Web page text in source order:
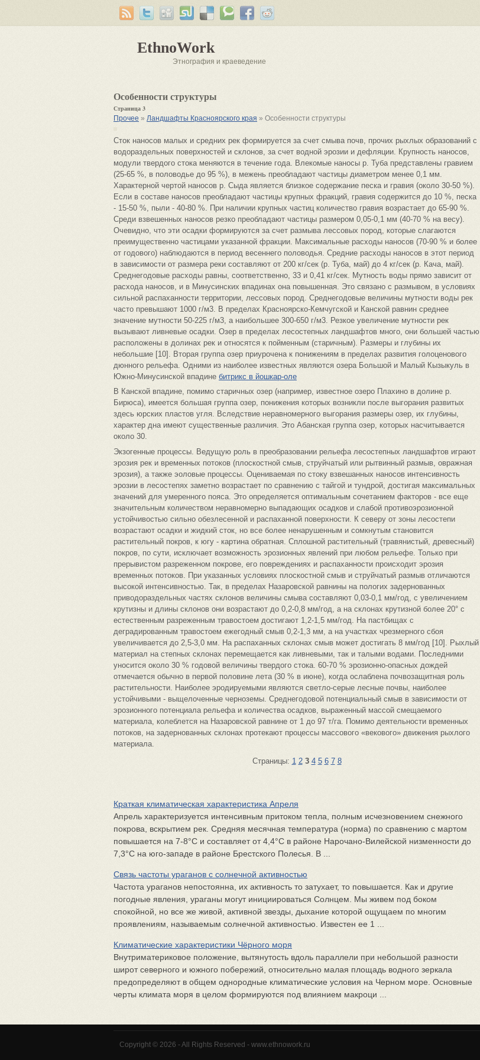
EthnoWork
Этнография и краеведение
Особенности структуры
Страница 3
Прочее » Ландшафты Красноярского края » Особенности структуры
Сток наносов малых и средних рек формируется за счет смыва почв, прочих рыхлых образований с
водораздельных поверхностей и склонов, за счет водной эрозии и дефляции. Крупность наносов,
модули твердого стока меняются в течение года. Влекомые наносы р. Туба представлены гравием
(25-65 %, в половодье до 95 %), в межень преобладают частицы диаметром менее 0,1 мм.
Характерной чертой наносов р. Сыда является близкое содержание песка и гравия (около 30-50 %).
Если в составе наносов преобладают частицы крупных фракций, гравия содержится до 10 %, песка
- 15-50 %, пыли - 40-80 %. При наличии крупных частиц количество гравия возрастает до 65-90 %.
Среди взвешенных наносов резко преобладают частицы размером 0,05-0,1 мм (40-70 % на весу).
Очевидно, что эти осадки формируются за счет размыва лессовых пород, которые слагаются
преимущественно частицами указанной фракции. Максимальные расходы наносов (70-90 % и более
от годового) наблюдаются в период весеннего половодья. Средние расходы наносов в этот период
в зависимости от размера реки составляют от 200 кг/сек (р. Туба, май) до 4 кг/сек (р. Кача, май).
Среднегодовые расходы равны, соответственно, 33 и 0,41 кг/сек. Мутность воды прямо зависит от
расхода наносов, и в Минусинских впадинах она повышенная. Это связано с размывом, в условиях
сильной распаханности территории, лессовых пород. Среднегодовые величины мутности воды рек
часто превышают 1000 г/м3. В пределах Красноярско-Кемчугской и Канской равнин среднее
значение мутности 50-225 г/м3, а наибольшее 300-650 г/м3. Резкое увеличение мутности рек
вызывают ливневые осадки. Озер в пределах лесостепных ландшафтов много, они большей частью
расположены в долинах рек и относятся к пойменным (старичным). Размеры и глубины их
небольшие [10]. Вторая группа озер приурочена к понижениям в пределах развития голоценового
дюнного рельефа. Одними из наиболее известных являются озера Большой и Малый Кызыкуль в
Южно-Минусинской впадине битрикс в йошкар-оле
В Канской впадине, помимо старичных озер (например, известное озеро Плахино в долине р.
Бирюса), имеется большая группа озер, понижения которых возникли после выгорания развитых
здесь юрских пластов угля. Вследствие неравномерного выгорания размеры озер, их глубины,
характер дна имеют существенные различия. Это Абанская группа озер, которых насчитывается
около 30.
Экзогенные процессы. Ведущую роль в преобразовании рельефа лесостепных ландшафтов играют
эрозия рек и временных потоков (плоскостной смыв, струйчатый или рытвинный размыв, овражная
эрозия), а также эоловые процессы. Оцениваемая по стоку взвешанных наносов интенсивность
эрозии в лесостепях заметно возрастает по сравнению с тайгой и тундрой, достигая максимальных
значений для умеренного пояса. Это определяется оптимальным сочетанием факторов - все еще
значительным количеством неравномерно выпадающих осадков и слабой противоэрозионной
устойчивостью сильно обезлесенной и распаханной поверхности. К северу от зоны лесостепи
возрастают осадки и жидкий сток, но все более ненарушенным и сомкнутым становится
растительный покров, к югу - картина обратная. Сплошной растительный (травянистый, древесный)
покров, по сути, исключает возможность эрозионных явлений при любом рельефе. Только при
прерывистом разреженном покрове, его повреждениях и распаханности происходит эрозия
временных потоков. При указанных условиях плоскостной смыв и струйчатый размыв отличаются
высокой интенсивностью. Так, в пределах Назаровской равнины на пологих задернованных
приводораздельных частях склонов величины смыва составляют 0,03-0,1 мм/год, с увеличением
крутизны и длины склонов они возрастают до 0,2-0,8 мм/год, а на склонах крутизной более 20° с
естественным разреженным травостоем достигают 1,2-1,5 мм/год. На пастбищах с
деградированным травостоем ежегодный смыв 0,2-1,3 мм, а на участках чрезмерного сбоя
увеличивается до 2,5-3,0 мм. На распаханных склонах смыв может достигать 8 мм/год [10]. Рыхлый
материал на степных склонах перемещается как ливневыми, так и талыми водами. Последними
уносится около 30 % годовой величины твердого стока. 60-70 % эрозионно-опасных дождей
отмечается обычно в первой половине лета (30 % в июне), когда ослаблена почвозащитная роль
растительности. Наиболее эродируемыми являются светло-серые лесные почвы, наиболее
устойчивыми - выщелоченные черноземы. Среднегодовой потенциальный смыв в зависимости от
эрозионного потенциала рельефа и количества осадков, выраженный массой смещаемого
материала, колеблется на Назаровской равнине от 1 до 97 т/га. Помимо деятельности временных
потоков, на задернованных склонах протекают процессы массового «векового» движения рыхлого
материала.
Страницы: 1 2 3 4 5 6 7 8
Краткая климатическая характеристика Апреля
Апрель характеризуется интенсивным притоком тепла, полным исчезновением снежного
покрова, вскрытием рек. Средняя месячная температура (норма) по сравнению с мартом
повышается на 7-8°С и составляет от 4,4°С в районе Нарочано-Вилейской низменности до
7,3°С на юго-западе в районе Брестского Полесья. В ...
Связь частоты ураганов с солнечной активностью
Частота ураганов непостоянна, их активность то затухает, то повышается. Как и другие
погодные явления, ураганы могут инициироваться Солнцем. Мы живем под боком
спокойной, но все же живой, активной звезды, дыхание которой ощущаем по многим
проявлениям, называемым солнечной активностью. Известен ее 1 ...
Климатические характеристики Чёрного моря
Внутриматериковое положение, вытянутость вдоль параллели при небольшой разности
широт северного и южного побережий, относительно малая площадь водного зеркала
предопределяют в общем однородные климатические условия на Черном море. Основные
черты климата моря в целом формируются под влиянием макроци ...
Copyright © 2026 - All Rights Reserved - www.ethnowork.ru